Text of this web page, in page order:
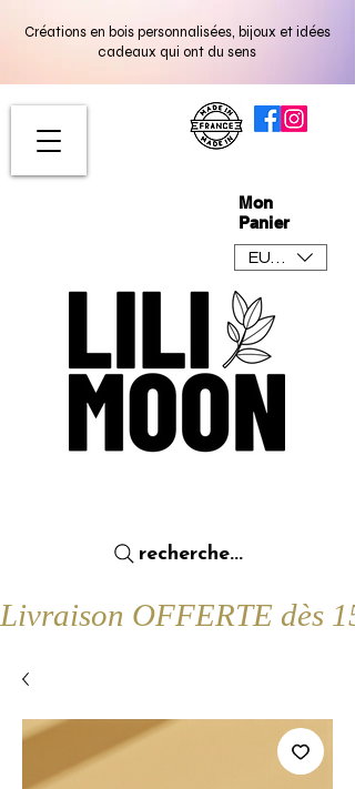
Créations en bois personnalisées, bijoux et idées
cadeaux qui ont du sens
Mon
Panier
EUR (€)
recherche...
Livraison OFFERTE dès